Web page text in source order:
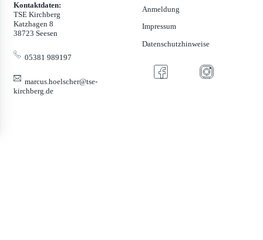
Kontaktdaten:
TSE Kirchberg
Katzhagen 8
38723 Seesen
05381 989197
marcus.hoelscher@tse-
kirchberg.de
Anmeldung
Impressum
Datenschutzhinweise